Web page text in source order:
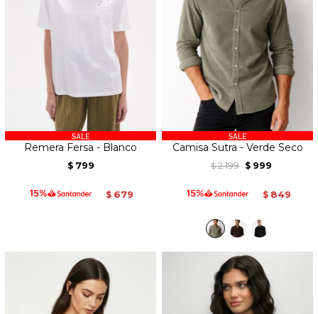
Remera Fersa - Blanco
$ 799
$ 679
Camisa Sutra - Verde Seco
$ 2.199 $ 999
$ 849